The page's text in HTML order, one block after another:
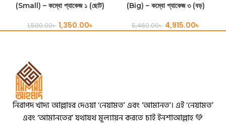
(Small) – কম্বো প্যাকেজ ১ (ছোট)
1,500.00৳ 1,350.00৳
(Big) – কম্বো প্যাকেজ ৩ (বড়)
5,460.00৳ 4,915.00৳
নিরাপদ খাদ্য আল্লাহর দেওয়া ‘নেয়ামত’ এবং ‘আমানত’। এই ‘নেয়ামত’
এবং ‘আমানতের’ যথাযথ মূল্যায়ন করতে চাই ইনশাআল্লাহ 💚